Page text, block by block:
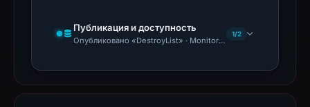
Публикация и доступность
Опубликовано «DestroyList» · Monitoring Continues
1/2